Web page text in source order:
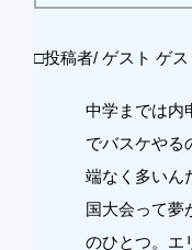
□投稿者/ ゲスト ゲス
中学までは内
でバスケやる
端なく多いん
国大会って夢
のひとつ。エ